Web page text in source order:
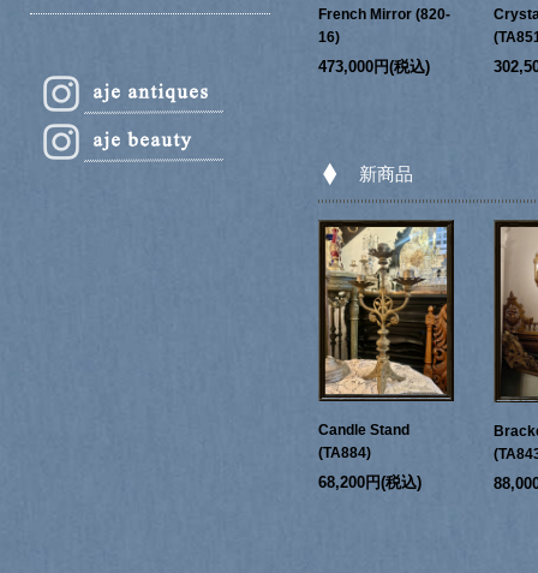
French Mirror (820-
16)
473,000円(税込)
新商品
Candle Stand
(TA884)
68,200円(税込)